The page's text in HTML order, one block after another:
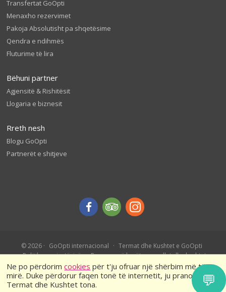
Ne po përdorimcookies për t'ju ofruar një shërbim më të
mirë. Duke përdorur faqen tonë të internetit, ju pranoni
Termat dhe Kushtet tona.
Transfertat GoOpti
Menaxho rezervimet
Pakoja Absolutisht pa shqetësime
Qendra e ndihmës
Fluturime të lira
Bëhuni partner
Agjensitë & Rishitësit
Llogaria e biznesit
Rreth nesh
Blogu GoOpti
Partnerët e shitjeve
© 2026 GoOpti internacional
Termat dhe Kushtet e GoOpti
Politika e privatësisë
Rezervo më herët – rregullat dhe kushtet
💬